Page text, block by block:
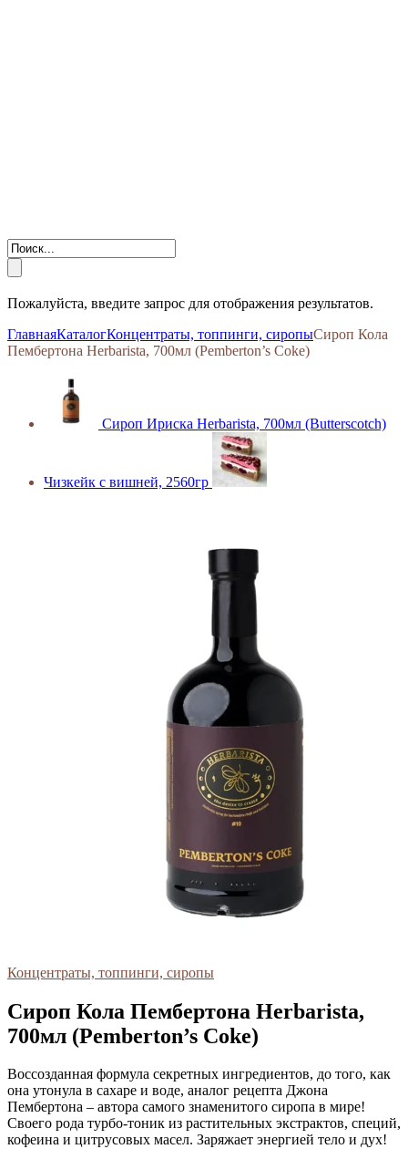
Пожалуйста, введите запрос для отображения результатов.
ГлавнаяКаталогКонцентраты, топпинги, сиропыСироп Кола
Пембертона Herbarista, 700мл (Pemberton’s Coke)
Сироп Ириска Herbarista, 700мл (Butterscotch)
Чизкейк с вишней, 2560гр
Концентраты, топпинги, сиропы
Сироп Кола Пембертона Herbarista,
700мл (Pemberton’s Coke)
Воссозданная формула секретных ингредиентов, до того, как
она утонула в сахаре и воде, аналог рецепта Джона
Пембертона – автора самого знаменитого сиропа в мире!
Своего рода турбо-тоник из растительных экстрактов, специй,
кофеина и цитрусовых масел. Заряжает энергией тело и дух!